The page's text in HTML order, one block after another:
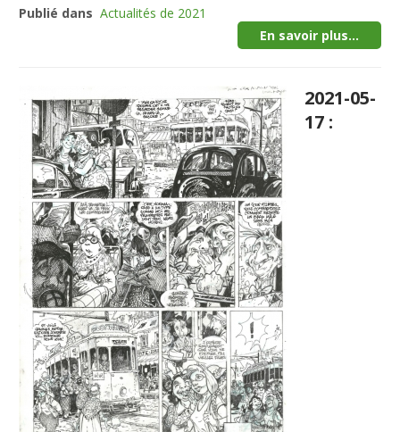
Publié dans Actualités de 2021
En savoir plus...
2021-05-
17 :